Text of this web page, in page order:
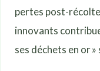
pertes post-
innovants
ses déchets en or »